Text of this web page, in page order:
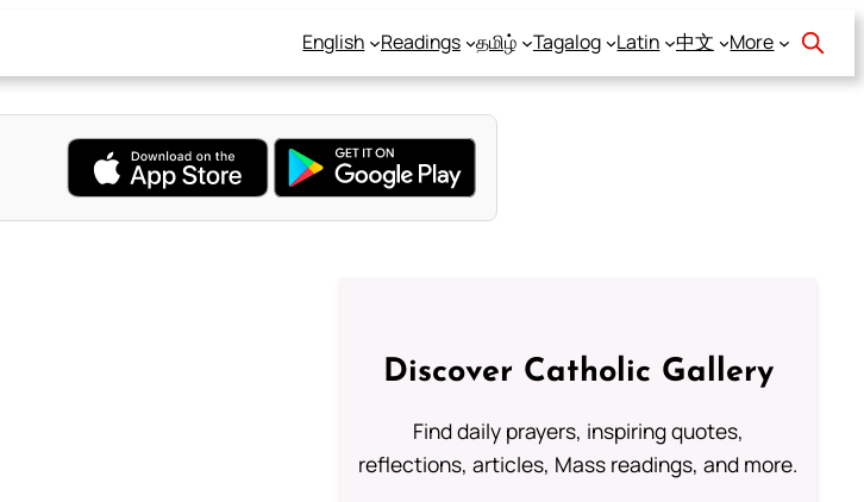
English Readings தமிழ் Tagalog Latin 中文 More
Discover Catholic Gallery
Find daily prayers, inspiring quotes,
reflections, articles, Mass readings, and more.